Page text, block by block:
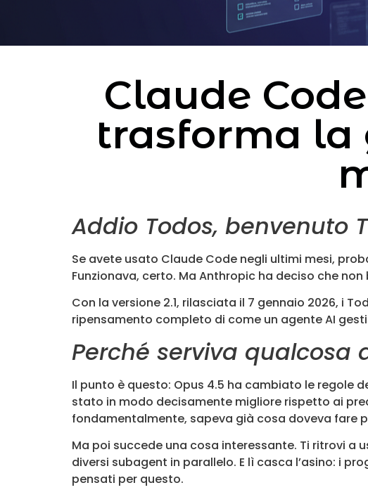
Claude
trasforma la
Addio Todos, benvenuto
Se avete usato Claude Code negli ultimi mesi,
Funzionava, certo. Ma Anthropic ha deciso che
Con la versione 2.1, rilasciata il 7 gennaio 2026, i
ripensamento completo di come un agente AI
Perché serviva qualcosa
Il punto è questo: Opus 4.5 ha cambiato le regole
stato in modo decisamente migliore rispetto ai
fondamentalmente, sapeva già cosa doveva fare
Ma poi succede una cosa interessante. Ti ritrovi a
diversi subagent in parallelo. E lì casca l’asino: i
pensati per questo.